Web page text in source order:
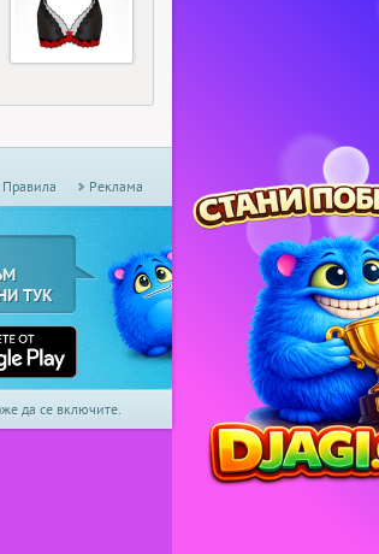
Правила Реклама
ТУК
да се включите.